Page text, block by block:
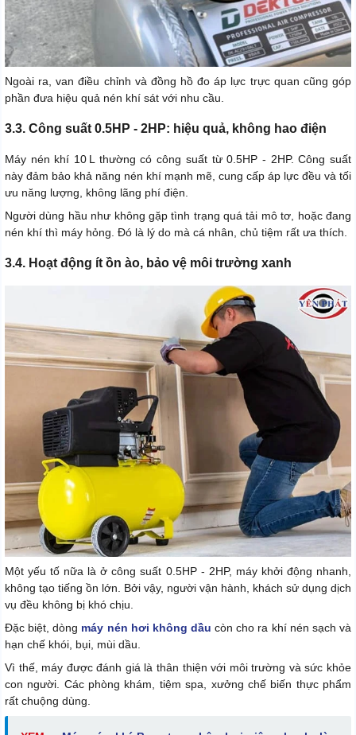
Ngoài ra, van điều chỉnh và đồng hồ đo áp lực trực quan cũng góp
phần đưa hiệu quả nén khí sát với nhu cầu.
3.3. Công suất 0.5HP - 2HP: hiệu quả, không hao điện
Máy nén khí 10 L thường có công suất từ 0.5HP - 2HP. Công suất
này đảm bảo khả năng nén khí mạnh mẽ, cung cấp áp lực đều và tối
ưu năng lượng, không lãng phí điện.
Người dùng hầu như không gặp tình trạng quá tải mô tơ, hoặc đang
nén khí thì máy hỏng. Đó là lý do mà cá nhân, chủ tiệm rất ưa thích.
3.4. Hoạt động ít ồn ào, bảo vệ môi trường xanh
Một yếu tố nữa là ở công suất 0.5HP - 2HP, máy khởi động nhanh,
không tạo tiếng ồn lớn. Bởi vậy, người vận hành, khách sử dụng dịch
vụ đều không bị khó chịu.
Đặc biệt, dòng máy nén hơi không dầu còn cho ra khí nén sạch và
hạn chế khói, bụi, mùi dầu.
Vì thế, máy được đánh giá là thân thiện với môi trường và sức khỏe
con người. Các phòng khám, tiệm spa, xưởng chế biến thực phẩm
rất chuộng dùng.